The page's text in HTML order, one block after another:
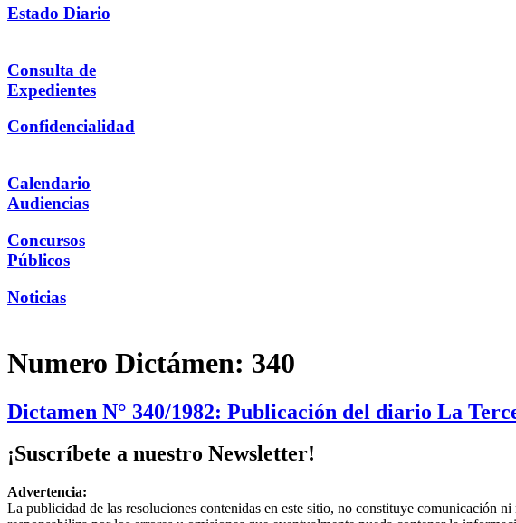
Estado Diario
Consulta de
Expedientes
Confidencialidad
Calendario
Audiencias
Concursos
Públicos
Noticias
Numero Dictámen: 340
Dictamen N° 340/1982: Publicación del diario La
¡Suscríbete a nuestro Newsletter!
Advertencia:
La publicidad de las resoluciones contenidas en este sitio, no constituye comunicación